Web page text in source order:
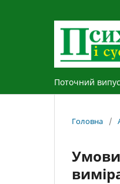
Поточний
Головна /